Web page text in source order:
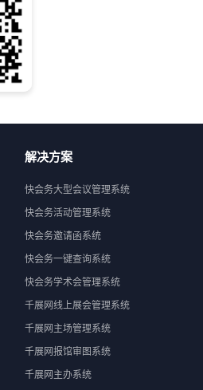
解决方案
快会务大型会议管理系统
快会务活动管理系统
快会务邀请函系统
快会务一键查询系统
快会务学术会管理系统
千展网线上展会管理系统
千展网主场管理系统
千展网报馆审图系统
千展网主办系统